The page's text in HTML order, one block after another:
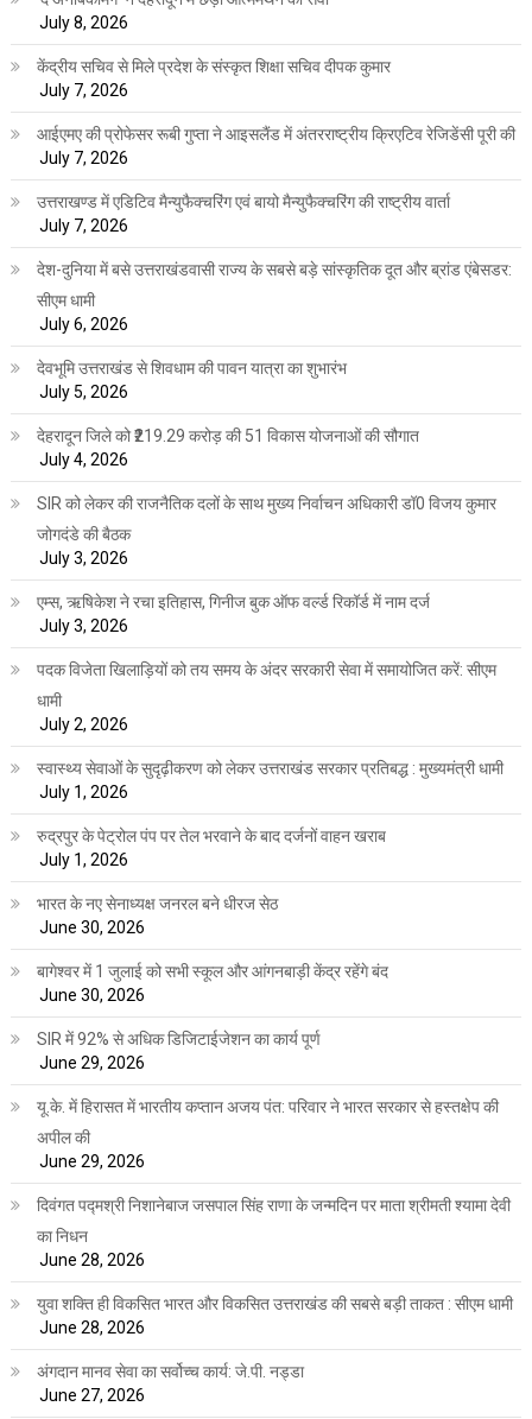
July 8, 2026
केंद्रीय सचिव से मिले प्रदेश के संस्कृत शिक्षा सचिव दीपक कुमार
July 7, 2026
आईएमए की प्रोफेसर रूबी गुप्ता ने आइसलैंड में अंतरराष्ट्रीय क्रिएटिव रेजिडेंसी पूरी की
July 7, 2026
उत्तराखण्ड में एडिटिव मैन्युफैक्चरिंग एवं बायो मैन्युफैक्चरिंग की राष्ट्रीय वार्ता
July 7, 2026
देश-दुनिया में बसे उत्तराखंडवासी राज्य के सबसे बड़े सांस्कृतिक दूत और ब्रांड एंबेसडर:
सीएम धामी
July 6, 2026
देवभूमि उत्तराखंड से शिवधाम की पावन यात्रा का शुभारंभ
July 5, 2026
देहरादून जिले को ₹219.29 करोड़ की 51 विकास योजनाओं की सौगात
July 4, 2026
SIR को लेकर की राजनैतिक दलों के साथ मुख्य निर्वाचन अधिकारी डॉ0 विजय कुमार
जोगदंडे की बैठक
July 3, 2026
एम्स, ऋषिकेश ने रचा इतिहास, गिनीज बुक ऑफ वर्ल्ड रिकॉर्ड में नाम दर्ज
July 3, 2026
पदक विजेता खिलाड़ियों को तय समय के अंदर सरकारी सेवा में समायोजित करें: सीएम
धामी
July 2, 2026
स्वास्थ्य सेवाओं के सुदृढ़ीकरण को लेकर उत्तराखंड सरकार प्रतिबद्ध : मुख्यमंत्री धामी
July 1, 2026
रुद्रपुर के पेट्रोल पंप पर तेल भरवाने के बाद दर्जनों वाहन खराब
July 1, 2026
भारत के नए सेनाध्यक्ष जनरल बने धीरज सेठ
June 30, 2026
बागेश्वर में 1 जुलाई को सभी स्कूल और आंगनबाड़ी केंद्र रहेंगे बंद
June 30, 2026
SIR में 92% से अधिक डिजिटाईजेशन का कार्य पूर्ण
June 29, 2026
यू.के. में हिरासत में भारतीय कप्तान अजय पंत: परिवार ने भारत सरकार से हस्तक्षेप की
अपील की
June 29, 2026
दिवंगत पद्मश्री निशानेबाज जसपाल सिंह राणा के जन्मदिन पर माता श्रीमती श्यामा देवी
का निधन
June 28, 2026
युवा शक्ति ही विकसित भारत और विकसित उत्तराखंड की सबसे बड़ी ताकत : सीएम धामी
June 28, 2026
अंगदान मानव सेवा का सर्वोच्च कार्य: जे.पी. नड्डा
June 27, 2026